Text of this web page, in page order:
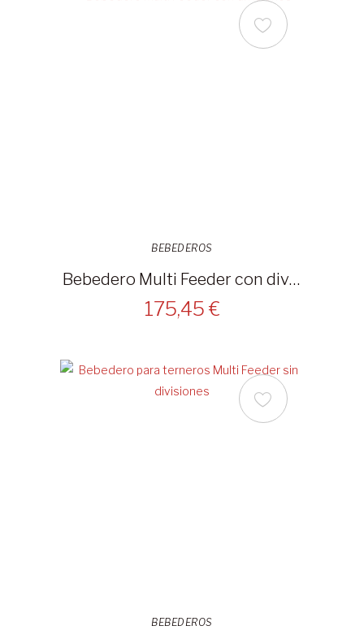
BEBEDEROS
Bebedero Multi Feeder con divisiones
175,45 €
BEBEDEROS